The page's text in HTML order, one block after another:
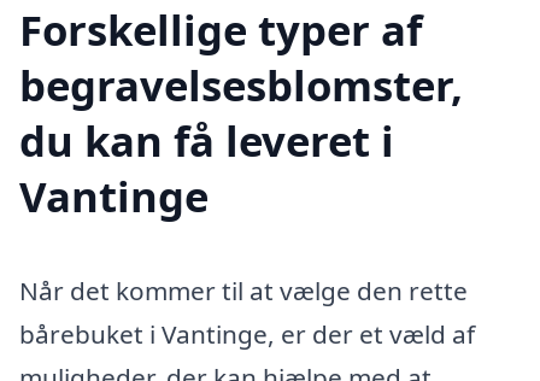
Forskellige typer af
begravelsesblomster,
du kan få leveret i
Vantinge
Når det kommer til at vælge den rette
bårebuket i Vantinge, er der et væld af